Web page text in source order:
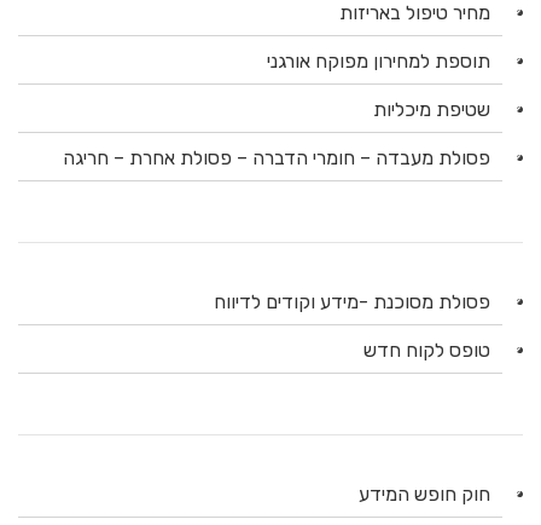
מחיר טיפול באריזות
תוספת למחירון מפוקח אורגני
שטיפת מיכליות
פסולת מעבדה – חומרי הדברה – פסולת אחרת – חריגה
פסולת מסוכנת -מידע וקודים לדיווח
טופס לקוח חדש
חוק חופש המידע